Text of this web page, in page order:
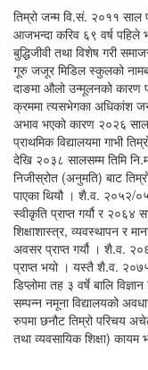
तिम्रो जन्म वि.सं. २०११ साल
आजभन्दा करिव ६९ वर्ष पहिले
बुद्धिजीवी तथा विशेष गरी
गूरु जजूर मिडिल स्कुलको
दाङमा औलो उन्मूलनको कारण
क्रममा त्यसभेगका अधिकांश
अभाव भएको कारण २०२६ साल
प्राथमिक विद्यालयमा गाभी
देखि २०३८ सालसम्म तिमि
निजीस्रोत (अनुमति) बाट
पाएका थियौ । शै.व. २०५२/
स्वीकृति प्राप्त गर्यौ र २०६४
शिक्षाशास्त्र, व्यवस्थापन र
अवसर प्राप्त गर्यौ । शै.व.
प्राप्त भयो । यस्तै शै.व.
डिप्लोमा तह ३ वर्षे बालि
सम्पन्न नमूना विद्यालयको
रुपमा छनौट तिम्रो परिचय
तथा व्यवसायिक शिक्षा) कायम